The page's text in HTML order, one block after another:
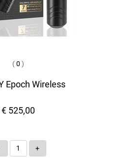
(0 )
Epoch Wireless
€ 525,00
Quantità